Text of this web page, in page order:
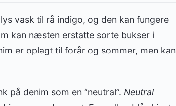
vask til rå indigo, og den kan fungere
kan næsten erstatte sorte bukser i
er oplagt til forår og sommer, men kan
på denim som en “neutral”. Neutral